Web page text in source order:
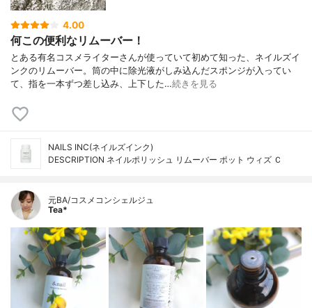
4.00
何この便利なリムーバー！
とある有名コスメライターさんが使っていて初めて知った、ネイルズイ
ンクのリムーバー。筒の中に除光液がしみ込んだスポンジが入ってい
て、指を一本ずつ差し込み、上下した…続きを見る
NAILS INC(ネイルズインク)
DESCRIPTION ネイルポリッシュ リムーバー ポット ウィズ Ｃ
元BA/コスメコンシェルジュ
Tea*